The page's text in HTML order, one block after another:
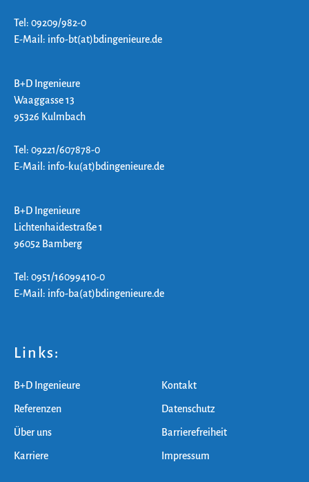
Tel: 09209/982-0
E-Mail: info-bt(at)bdingenieure.de
B+D Ingenieure
Waaggasse 13
95326 Kulmbach
Tel: 09221/607878-0
E-Mail: info-ku(at)bdingenieure.de
B+D Ingenieure
Lichtenhaidestraße 1
96052 Bamberg
Tel: 0951/16099410-0
E-Mail: info-ba(at)bdingenieure.de
Links:
B+D Ingenieure
Referenzen
Über uns
Karriere
Kontakt
Datenschutz
Barrierefreiheit
Impressum